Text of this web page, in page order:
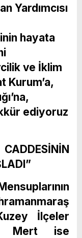
Yardımcısı
hayata
ve İklim
Kurum’a,
ediyoruz
İlçeler
Mert ise